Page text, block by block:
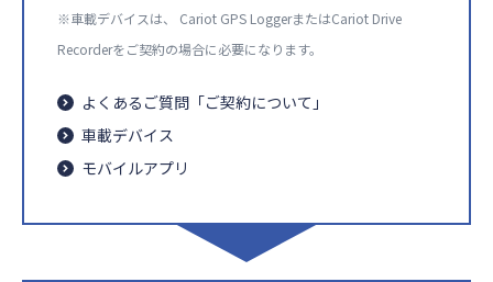
※車載デバイスは、 Cariot GPS LoggerまたはCariot Drive
Recorderをご契約の場合に必要になります。
よくあるご質問「ご契約について」​
車載デバイス​
モバイルアプリ​